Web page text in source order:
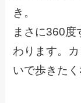
き。
まさに360度
わります。
いで歩きたく